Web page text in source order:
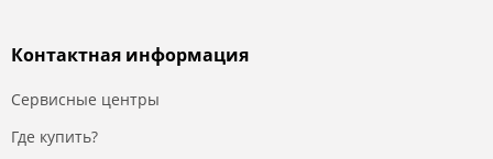
Контактная информация
Сервисные центры
Где купить?